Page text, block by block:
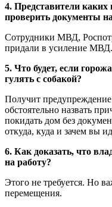
4. Представители каких
проверить документы
Сотрудники МВД,
придали в усиление МВД.
5. Что будет, если
гулять с собакой?
Получит
обстоятельно назвать
покидать дом без
откуда, куда и зачем вы
6. Как доказать, что
на работу?
Этого не требуется. Но
перемещения.